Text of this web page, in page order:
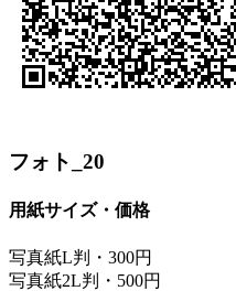
フォト_20
用紙サイズ・価格
写真紙L判・300円
写真紙2L判・500円